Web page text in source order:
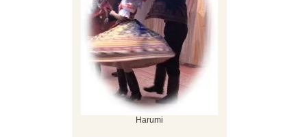
Harumi